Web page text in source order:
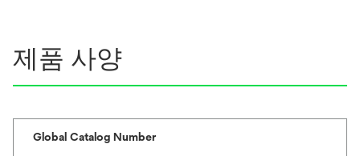
제품 사양
Global Catalog Number